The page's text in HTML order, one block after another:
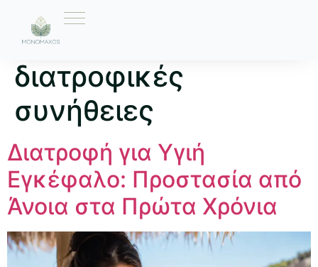
Ετικέτα:
διατροφικές
συνήθειες
Διατροφή για Υγιή
Εγκέφαλο: Προστασία από
Άνοια στα Πρώτα Χρόνια